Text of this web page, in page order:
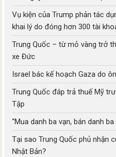
Vụ kiện của Trump phản tác
khai lý do đóng hơn 300 tài
Trung Quốc – từ mỏ vàng trở
xe Đức
Israel bác kế hoạch Gaza do
Trung Quốc đáp trả thuế Mỹ
Tập
“Mua danh ba vạn, bán danh
Tại sao Trung Quốc phủ nhận
Nhật Bản?